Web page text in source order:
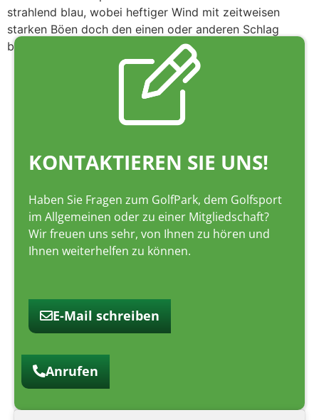
strahlend blau, wobei heftiger Wind mit zeitweisen
starken Böen doch den einen oder anderen Schlag
beeinträchtigte.
KONTAKTIEREN SIE UNS!
Haben Sie Fragen zum GolfPark, dem Golfsport
im Allgemeinen oder zu einer Mitgliedschaft?
Wir freuen uns sehr, von Ihnen zu hören und
Ihnen weiterhelfen zu können.
E-Mail schreiben
Anrufen